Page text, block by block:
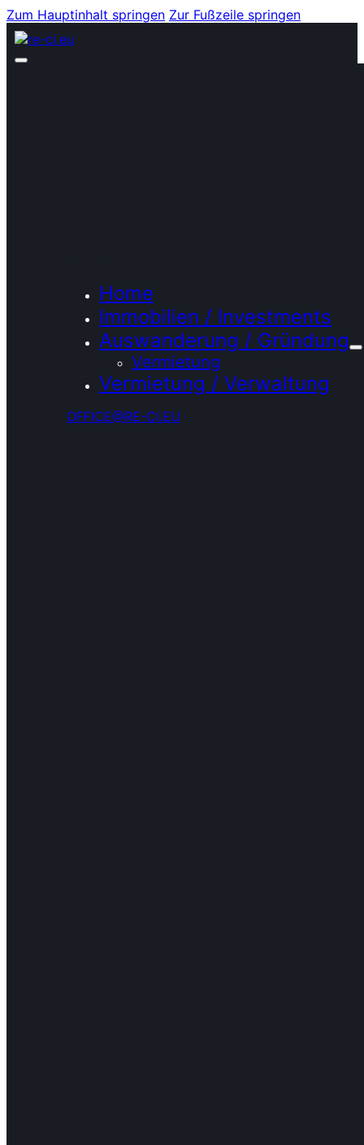
Zum Hauptinhalt springen Zur Fußzeile springen
Home
Immobilien / Investments
Auswanderung / Gründung
Vermietung
Vermietung / Verwaltung
OFFICE@RE-CI.EU